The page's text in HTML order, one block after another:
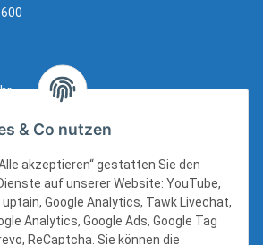
& Co nutzen
akzeptieren“ gestatten Sie den
auf unserer Website: YouTube,
Google Analytics, Tawk Livechat,
Analytics, Google Ads, Google Tag
ReCaptcha. Sie können die